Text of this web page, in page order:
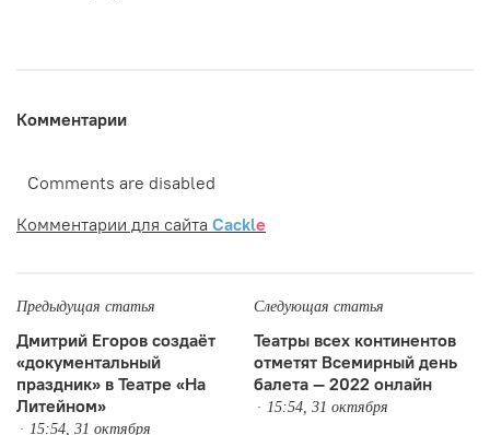
Комментарии
Comments are disabled
Комментарии для сайта Cackle
Предыдущая статья
Дмитрий Егоров создаёт
«документальный
праздник» в Театре «На
Литейном»
15:54, 31 октября
Следующая статья
Театры всех континентов
отметят Всемирный день
балета — 2022 онлайн
15:54, 31 октября